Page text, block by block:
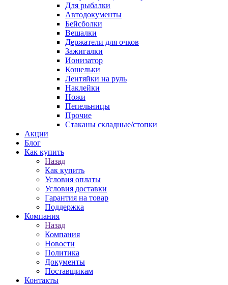
Для рыбалки
Автодокументы
Бейсболки
Вешалки
Держатели для очков
Зажигалки
Ионизатор
Кошельки
Лентяйки на руль
Наклейки
Ножи
Пепельницы
Прочие
Стаканы складные/стопки
Акции
Блог
Как купить
Назад
Как купить
Условия оплаты
Условия доставки
Гарантия на товар
Поддержка
Компания
Назад
Компания
Новости
Политика
Документы
Поставщикам
Контакты